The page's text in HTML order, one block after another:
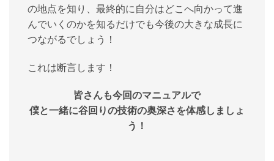
の地点を知り、最終的に自分はどこへ向かって進
んでいくのかを知るだけでも今後の大きな成長に
つながるでしょう！
これは断言します！
皆さんも今回のマニュアルで
僕と一緒に谷回りの技術の奥深さを体感しましょ
う！